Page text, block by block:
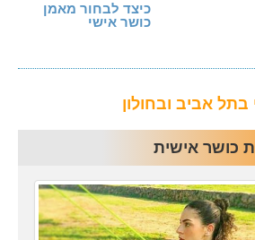
כיצד לבחור מאמן
כושר אישי
אביב ובחולון
כושר אישית